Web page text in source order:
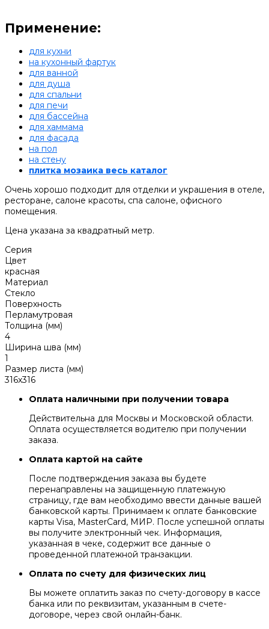
Применение:
для кухни
на кухонный фартук
для ванной
для душа
для спальни
для печи
для бассейна
для хаммама
для фасада
на пол
на стену
плитка мозаика весь каталог
Очень хорошо подходит для отделки и украшения в отеле,
ресторане, салоне красоты, спа салоне, офисного
помещения.
Цена указана за квадратный метр.
Серия
Цвет
красная
Материал
Стекло
Поверхность
Перламутровая
Толщина (мм)
4
Ширина шва (мм)
1
Размер листа (мм)
316x316
Оплата наличными при получении товара
Действительна для Москвы и Московской области.
Оплата осуществляется водителю при получении
заказа.
Оплата картой на сайте
После подтверждения заказа вы будете
перенаправлены на защищенную платежную
страницу, где вам необходимо ввести данные вашей
банковской карты. Принимаем к оплате банковские
карты Visa, MasterCard, МИР. После успешной оплаты
вы получите электронный чек. Информация,
указанная в чеке, содержит все данные о
проведенной платежной транзакции.
Оплата по счету для физических лиц
Вы можете оплатить заказ по счету-договору в кассе
банка или по реквизитам, указанным в счете-
договоре, через свой онлайн-банк.